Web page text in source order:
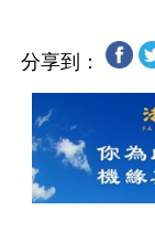
分享到：